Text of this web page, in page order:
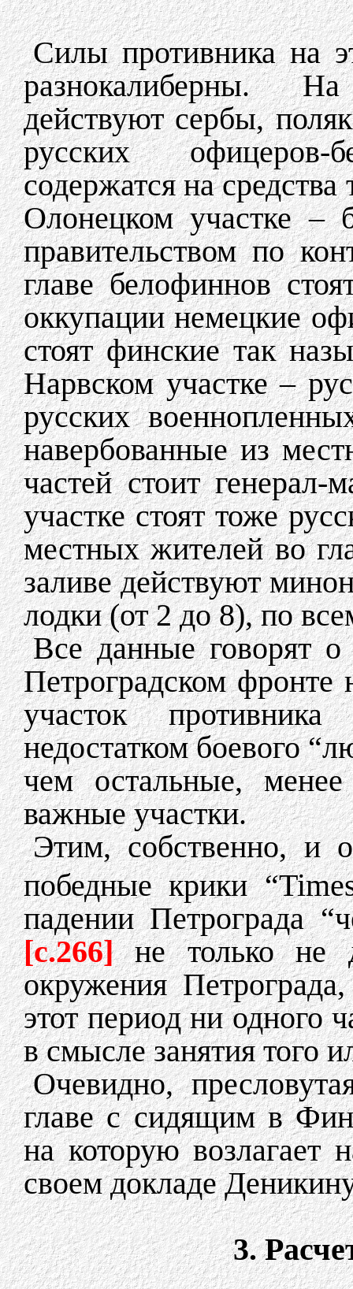
Силы противника на
разнокалиберны.
действуют сербы,
русских
содержатся на
Олонецком участке –
правительством по
главе белофиннов
оккупации немецкие
стоят финские так
Нарвском участке –
русских
навербованные из
частей стоит
участке стоят тоже
местных жителей во
заливе действуют
лодки (от 2 до 8), по
Все данные говорят
Петроградском фронте
участок
недостатком боевого
чем остальные,
важные участки.
Этим, собственно, и
победные крики
падении Петрограда
[c.266]
не только не
окружения
этот период ни одного
в смысле занятия того
Очевидно,
главе с сидящим в
на которую возлагает
своем докладе
3.